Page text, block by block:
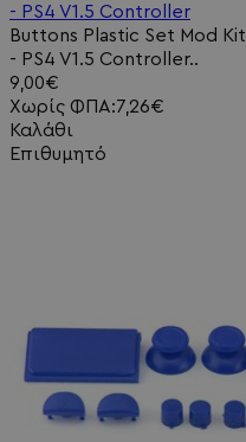
- PS4 V1.5 Controller
Buttons Plastic Set Mod
- PS4 V1.5 Controller..
9,00€
Χωρίς ΦΠΑ:7,26€
Καλάθι
Επιθυμητό